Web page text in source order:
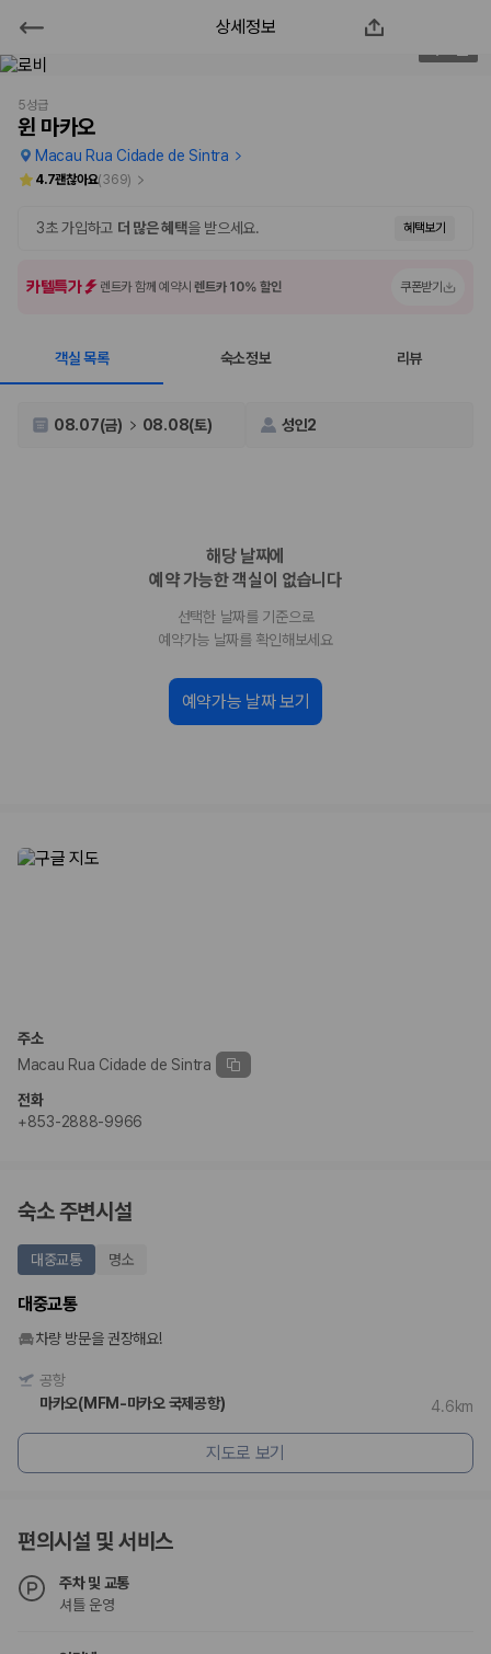
윈 마카오
2000만 이용고객이 선택한 제주 렌트카 가격비교 플랫폼
제주렌트카 가격비교는 카모아에서 한 번에
제주도 렌트카는 업체마다 차량 가격, 보험 조건, 면책금, 보상 한도, 인수
장소, 취소 규정이 다릅니다. 카모아는 여러 제주 렌트카 업체의 조건을 한
경차, 소형, 준중형, 중형, SUV, 승합차 등 여행
인원에 맞는 차종별 가격을 비교합니다.
제주공항 인수 조건 비교: 셔틀 이동, 인수 위치, 반납 편의성을 함께
비교 후 원하는 차량을 바로 예약할 수 있습니다.
제주렌트카 실시간 가격비교 바로가기
제주렌트카 최저가는 차량 기본요금만으로 판단하기 어렵습니다. 보험 포
수준을 선택할 수 있습니다.
3. 제주공항 접근성과 셔틀 조건을 함께 확인하세요
제주 렌트카는 차량 인수 위치와 셔틀 편의성에 따라 실제 이용 만족도가
제주도 렌트카 차종별 가격비교
경차·소형차
혼자 또는 2인 여행에 적합하며 제주 렌트카 최저가를 찾는 사용자
가 가장 먼저 비교하는 차종입니다.
준중형·중형차
커플·친구 여행에서 많이 선택되며 가격과 승차감의 균형이 좋은 차
SUV
가족 여행, 짐이 많은 여행, 장거리 이동에 적합하며 보험 조건과 차
승합차·대형차
단체 여행이나 4인 이상 가족 여행에 적합하며 인원수, 짐 공간, 보
제주렌트카 보험까지 비교해야 진짜 가격비교입
동일한 차량이라도 보험 조건에 따라 실제 부담 금액이 달라질 수 있습니
상세정보
5성급
윈 마카오
Macau Rua Cidade de Sintra
4.7괜찮아요(369)
3초 가입하고 더 많은 혜택을 받으세요. 혜택보기
카텔특가 렌트카 함께 예약시렌트카 10% 할인 쿠폰받기
객실 목록 숙소정보 리뷰
08.07(금) 08.08(토) 성인2
해당 날짜에
예약 가능한 객실이 없습니다
선택한 날짜를 기준으로
예약가능 날짜를 확인해보세요
예약가능 날짜 보기
주소
Macau Rua Cidade de Sintra
전화
+853-2888-9966
숙소 주변시설
대중교통 명소
대중교통
차량 방문을 권장해요!
공항
마카오(MFM-마카오 국제공항)
4.6km
지도로 보기
편의시설 및 서비스
주차 및 교통
셔틀 운영